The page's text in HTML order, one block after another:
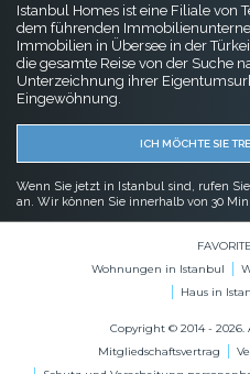
Istanbul Homes ist eine Filiale von
dem führenden
Immobilien in Übersee in der
die gesamte Reise von der Suche
Unterzeichnung ihrer
Eingewöhnung.
ICH MÖCHTE SIE
Wenn Sie jetzt in Istanbul sind, rufen
an. Wir können Sie innerhalb von 30
Wohnungen in Istanbul
Haus in
Copyright © 2014 -
Mitgliedschaftsvertrag